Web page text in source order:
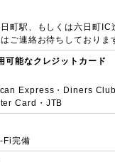
町駅、もしくは六日町IC
ご連絡お待ちしておりま
可能なクレジットカード
Express・Diners
Card・JTB
Fi完備